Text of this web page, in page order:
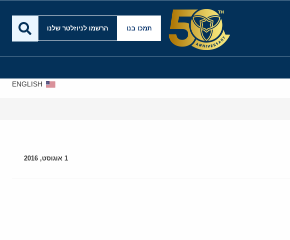
תמכו בנו הרשמו לניוזלטר שלנו
ENGLISH
1 אוגוסט, 2016